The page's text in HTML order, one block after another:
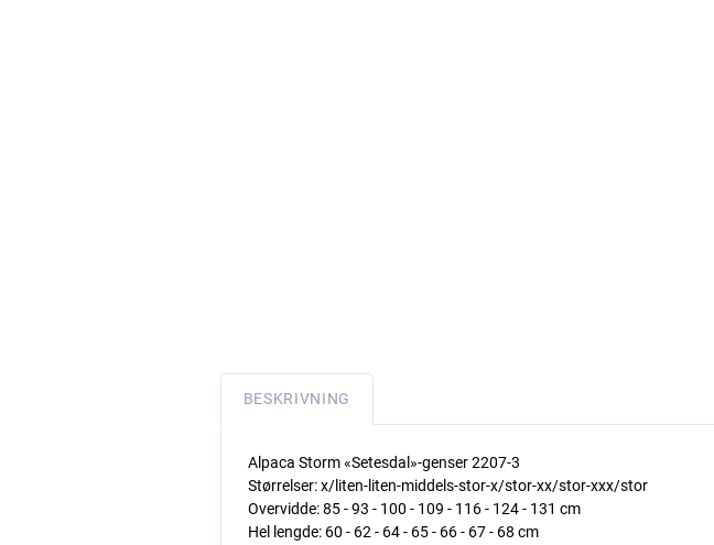
BESKRIVNING
Alpaca Storm «Setesdal»-genser 2207-3
Størrelser: x/liten-liten-middels-stor-x/stor-xx/stor-xxx/stor
Overvidde: 85 - 93 - 100 - 109 - 116 - 124 - 131 cm
Hel lengde: 60 - 62 - 64 - 65 - 66 - 67 - 68 cm